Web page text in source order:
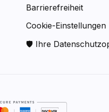
Barrierefreiheit
Cookie-Einstellungen
🛡 Ihre